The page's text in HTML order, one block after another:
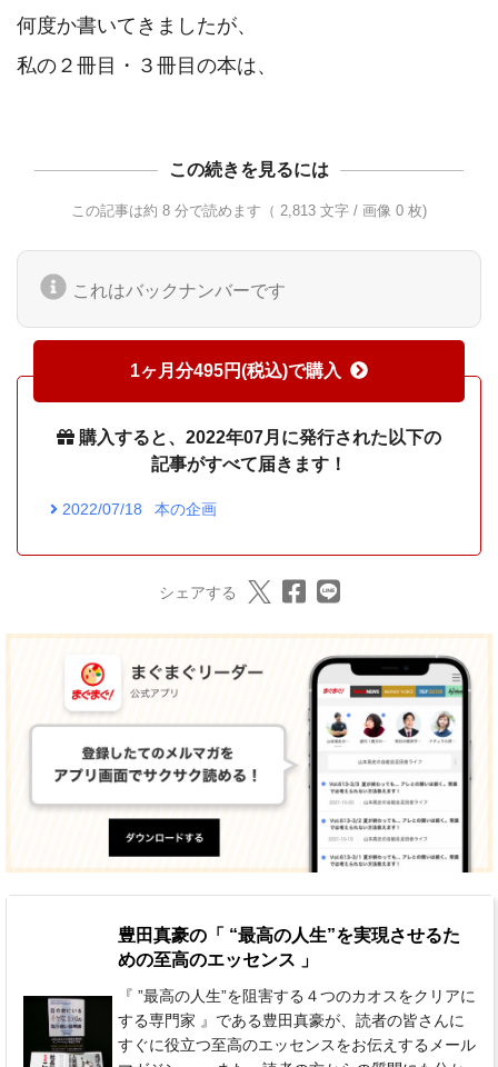
何度か書いてきましたが、
この続きを見るには
この記事は約 8 分で読めます（ 2,813 文字 / 画像 0 枚)
これはバックナンバーです
1ヶ月分495円(税込)で購入
購入すると、2022年07月に発行された以下の
記事がすべて届きます！
2022/07/18 本の企画
シェアする
豊田真豪の「 “最高の人生”を実現させるた
めの至高のエッセンス 」
『 ”最高の人生”を阻害する４つのカオスをクリアに
する専門家 』である豊田真豪が、読者の皆さんに
すぐに役立つ至高のエッセンスをお伝えするメール